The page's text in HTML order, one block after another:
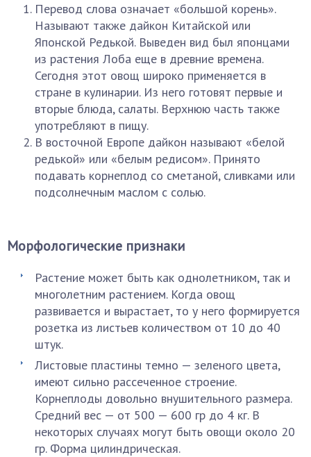
Перевод слова означает «большой корень».
Называют также дайкон Китайской или
Японской Редькой. Выведен вид был японцами
из растения Лоба еще в древние времена.
Сегодня этот овощ широко применяется в
стране в кулинарии. Из него готовят первые и
вторые блюда, салаты. Верхнюю часть также
употребляют в пищу.
В восточной Европе дайкон называют «белой
редькой» или «белым редисом». Принято
подавать корнеплод со сметаной, сливками или
подсолнечным маслом с солью.
Морфологические признаки
Растение может быть как однолетником, так и
многолетним растением. Когда овощ
развивается и вырастает, то у него формируется
розетка из листьев количеством от 10 до 40
штук.
Листовые пластины темно — зеленого цвета,
имеют сильно рассеченное строение.
Корнеплоды довольно внушительного размера.
Средний вес — от 500 — 600 гр до 4 кг. В
некоторых случаях могут быть овощи около 20
гр. Форма цилиндрическая.